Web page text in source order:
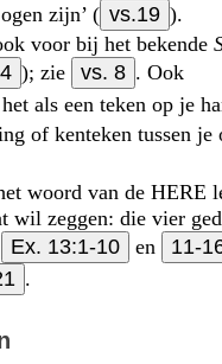
zijn’ ( vs.19 ).
voor bij het bekende
); zie vs. 8 . Ook
als een teken op je
of kenteken tussen je
woord van de HERE
wil zeggen: die vier
Ex. 13:1-10 en
11-
.